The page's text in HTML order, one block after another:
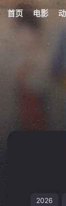
首页 电影
2026